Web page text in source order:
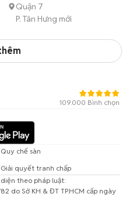
Quận 7
P. Tân Hưng mới
109.000 Bình chọn
Quy chế sàn
Giải quyết tranh chấp
diện theo pháp luật:
do Sở KH & ĐT TP.HCM cấp ngày